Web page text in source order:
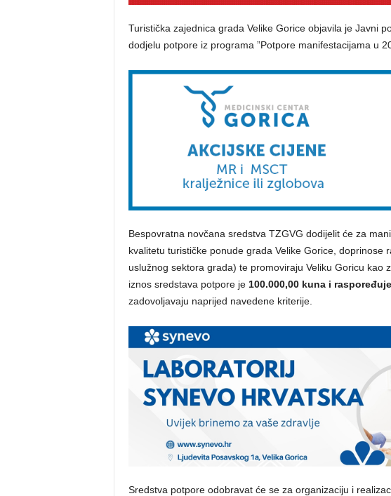
Turistička zajednica grada Velike Gorice objavila je Javni
dodjelu potpore iz programa ”Potpore manifestacijama u
Bespovratna novčana sredstva TZGVG dodijelit će za
kvalitetu turističke ponude grada Velike Gorice, doprinose
uslužnog sektora grada) te promoviraju Veliku Goricu kao
iznos sredstava potpore je 100.000,00 kuna i
zadovoljavaju naprijed navedene kriterije.
Sredstva potpore odobravat će se za organizaciju i